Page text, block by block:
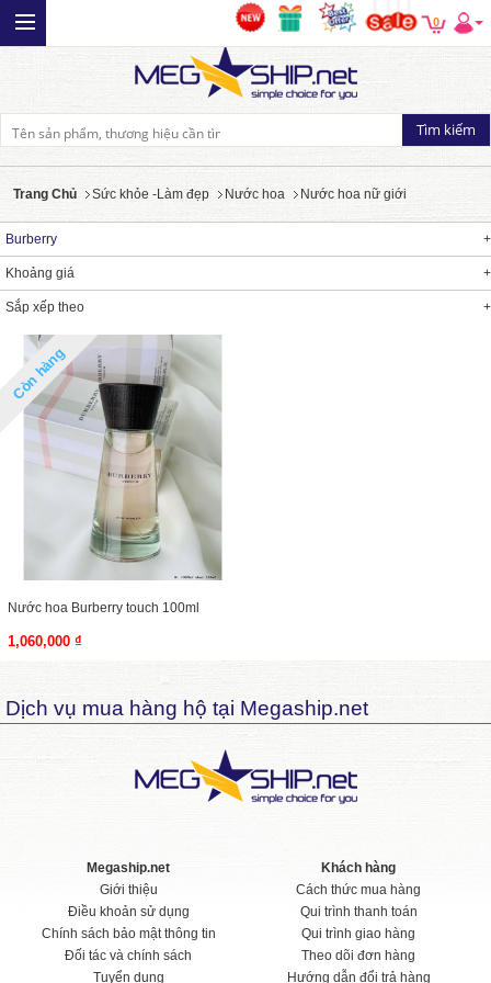
0
Trang Chủ Sức khỏe -Làm đẹp Nước hoa Nước hoa nữ giới
Burberry
Khoảng giá
Sắp xếp theo
Còn hàng
Nước hoa Burberry touch 100ml
1,060,000 ₫
Dịch vụ mua hàng hộ tại Megaship.net
Megaship.net
Giới thiệu
Điều khoản sử dụng
Chính sách bảo mật thông tin
Đối tác và chính sách
Tuyển dụng
Khách hàng
Cách thức mua hàng
Qui trình thanh toán
Qui trình giao hàng
Theo dõi đơn hàng
Hướng dẫn đổi trả hàng